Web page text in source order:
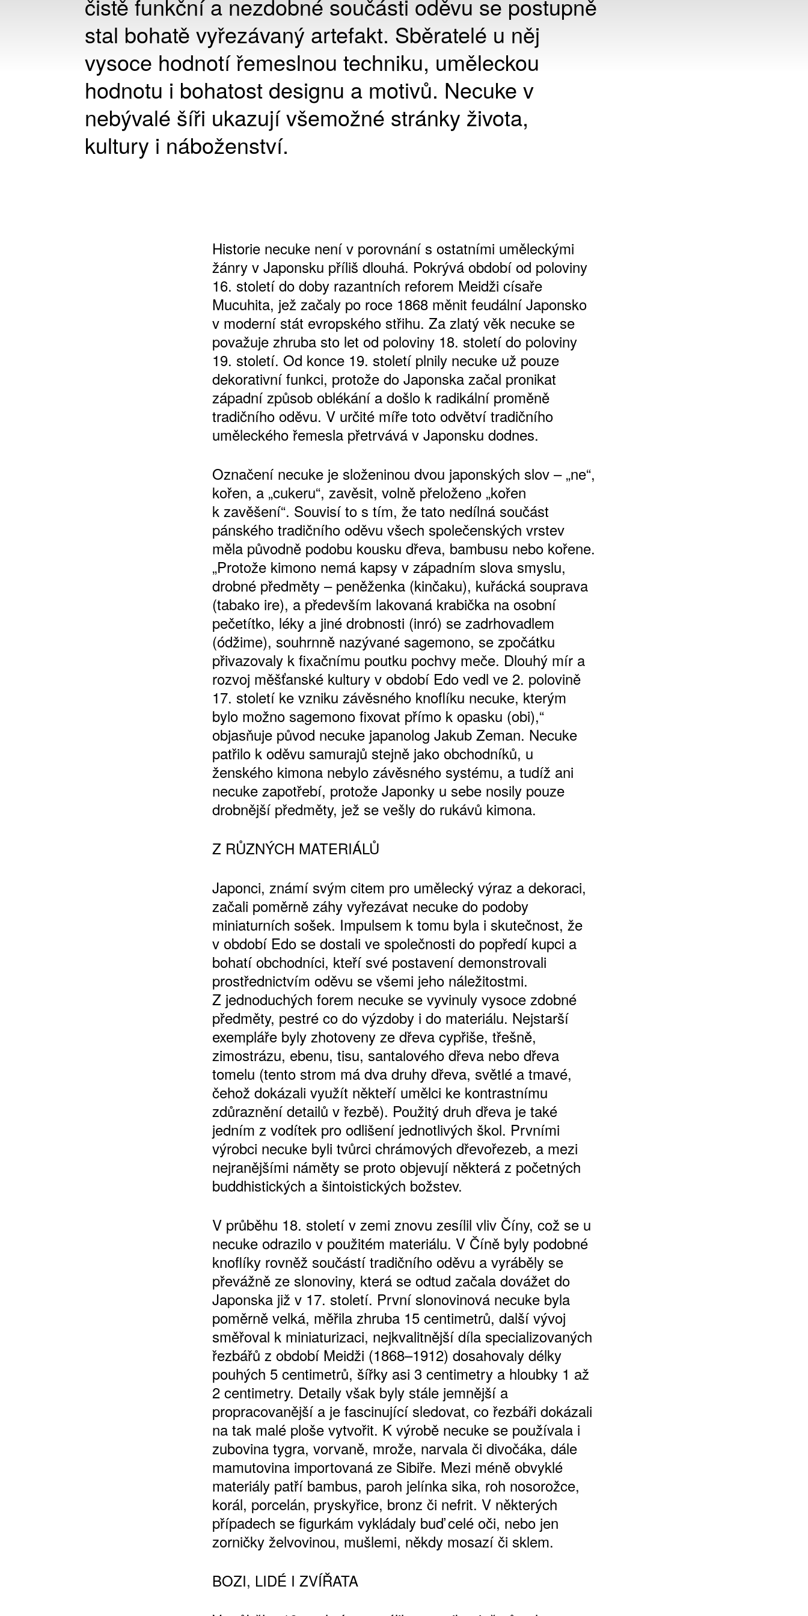
čistě funkční a nezdobné součásti oděvu se postupně
stal bohatě vyřezávaný artefakt. Sběratelé u něj
vysoce hodnotí řemeslnou techniku, uměleckou
hodnotu i bohatost designu a motivů. Necuke v
nebývalé šíři ukazují všemožné stránky života,
kultury i náboženství.
Historie necuke není v porovnání s ostatními uměleckými
žánry v Japonsku příliš dlouhá. Pokrývá období od poloviny
16. století do doby razantních reforem Meidži císaře
Mucuhita, jež začaly po roce 1868 měnit feudální Japonsko
v moderní stát evropského střihu. Za zlatý věk necuke se
považuje zhruba sto let od poloviny 18. století do poloviny
19. století. Od konce 19. století plnily necuke už pouze
dekorativní funkci, protože do Japonska začal pronikat
západní způsob oblékání a došlo k radikální proměně
tradičního oděvu. V určité míře toto odvětví tradičního
uměleckého řemesla přetrvává v Japonsku dodnes.
Označení necuke je složeninou dvou japonských slov – „ne“,
kořen, a „cukeru“, zavěsit, volně přeloženo „kořen
k zavěšení“. Souvisí to s tím, že tato nedílná součást
pánského tradičního oděvu všech společenských vrstev
měla původně podobu kousku dřeva, bambusu nebo kořene.
„Protože kimono nemá kapsy v západním slova smyslu,
drobné předměty – peněženka (kinčaku), kuřácká souprava
(tabako ire), a především lakovaná krabička na osobní
pečetítko, léky a jiné drobnosti (inró) se zadrhovadlem
(ódžime), souhrnně nazývané sagemono, se zpočátku
přivazovaly k fixačnímu poutku pochvy meče. Dlouhý mír a
rozvoj měšťanské kultury v období Edo vedl ve 2. polovině
17. století ke vzniku závěsného knoflíku necuke, kterým
bylo možno sagemono fixovat přímo k opasku (obi),“
objasňuje původ necuke japanolog Jakub Zeman. Necuke
patřilo k oděvu samurajů stejně jako obchodníků, u
ženského kimona nebylo závěsného systému, a tudíž ani
necuke zapotřebí, protože Japonky u sebe nosily pouze
drobnější předměty, jež se vešly do rukávů kimona.
Z RŮZNÝCH MATERIÁLŮ
Japonci, známí svým citem pro umělecký výraz a dekoraci,
začali poměrně záhy vyřezávat necuke do podoby
miniaturních sošek. Impulsem k tomu byla i skutečnost, že
v období Edo se dostali ve společnosti do popředí kupci a
bohatí obchodníci, kteří své postavení demonstrovali
prostřednictvím oděvu se všemi jeho náležitostmi.
Z jednoduchých forem necuke se vyvinuly vysoce zdobné
předměty, pestré co do výzdoby i do materiálu. Nejstarší
exempláře byly zhotoveny ze dřeva cypřiše, třešně,
zimostrázu, ebenu, tisu, santalového dřeva nebo dřeva
tomelu (tento strom má dva druhy dřeva, světlé a tmavé,
čehož dokázali využít někteří umělci ke kontrastnímu
zdůraznění detailů v řezbě). Použitý druh dřeva je také
jedním z vodítek pro odlišení jednotlivých škol. Prvními
výrobci necuke byli tvůrci chrámových dřevořezeb, a mezi
nejranějšími náměty se proto objevují některá z početných
buddhistických a šintoistických božstev.
V průběhu 18. století v zemi znovu zesílil vliv Číny, což se u
necuke odrazilo v použitém materiálu. V Číně byly podobné
knoflíky rovněž součástí tradičního oděvu a vyráběly se
převážně ze slonoviny, která se odtud začala dovážet do
Japonska již v 17. století. První slonovinová necuke byla
poměrně velká, měřila zhruba 15 centimetrů, další vývoj
směřoval k miniaturizaci, nejkvalitnější díla specializovaných
řezbářů z období Meidži (1868–1912) dosahovaly délky
pouhých 5 centimetrů, šířky asi 3 centimetry a hloubky 1 až
2 centimetry. Detaily však byly stále jemnější a
propracovanější a je fascinující sledovat, co řezbáři dokázali
na tak malé ploše vytvořit. K výrobě necuke se používala i
zubovina tygra, vorvaně, mrože, narvala či divočáka, dále
mamutovina importovaná ze Sibiře. Mezi méně obvyklé
materiály patří bambus, paroh jelínka sika, roh nosorožce,
korál, porcelán, pryskyřice, bronz či nefrit. V některých
případech se figurkám vykládaly buď celé oči, nebo jen
zorničky želvovinou, mušlemi, někdy mosazí či sklem.
BOZI, LIDÉ I ZVÍŘATA
ROČNÍ PŘEDPLATNÉ
365 DNÍ ONLINE VERZE
ČLENSKÁ KARTA ARTCARD
KOUPIT PŘEDPLATNÉ